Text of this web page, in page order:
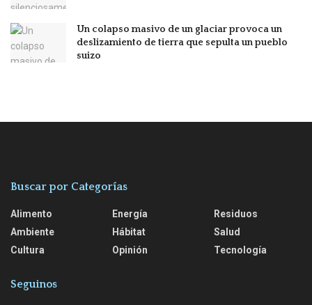
Un colapso masivo de un glaciar provoca un
deslizamiento de tierra que sepulta un pueblo
suizo
Buscar por Categorías
Alimento
Ambiente
Cultura
Energía
Hábitat
Opinión
Residuos
Salud
Tecnología
Seguinos